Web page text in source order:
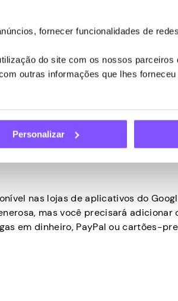
fornecer funcionalidades de
do site com os nossos parceiros
outras informações que lhes
Personalizar
nas lojas de aplicativos do
mas você precisará adicionar
em dinheiro, PayPal ou cartões-